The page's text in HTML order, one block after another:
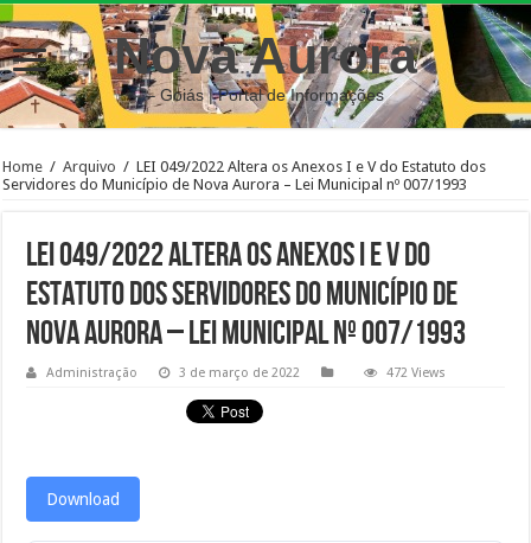
Nova Aurora
– Goiás | Portal de Informações
Home / Arquivo / LEI 049/2022 Altera os Anexos I e V do Estatuto dos
Servidores do Município de Nova Aurora – Lei Municipal nº 007/1993
LEI 049/2022 Altera os Anexos I e V do
Estatuto dos Servidores do Município de
Nova Aurora – Lei Municipal nº 007/1993
Administração 3 de março de 2022 472 Views
Download